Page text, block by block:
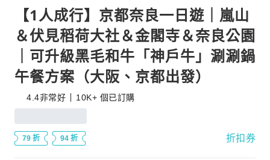
【1人成行】京都奈良一日遊｜嵐山
＆伏見稻荷大社＆金閣寺＆奈良公園
｜可升級黑毛和牛「神戶牛」涮涮鍋
午餐方案（大阪、京都出發）
4.4非常好 10K+ 個已訂購
79 折 94 折 折扣券